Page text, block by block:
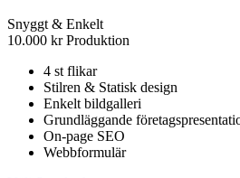
Snyggt & Enkelt
10.000 kr Produktion
4 st flikar
Stilren & Statisk design
Enkelt bildgalleri
Grundläggande
On-page SEO
Webbformulär